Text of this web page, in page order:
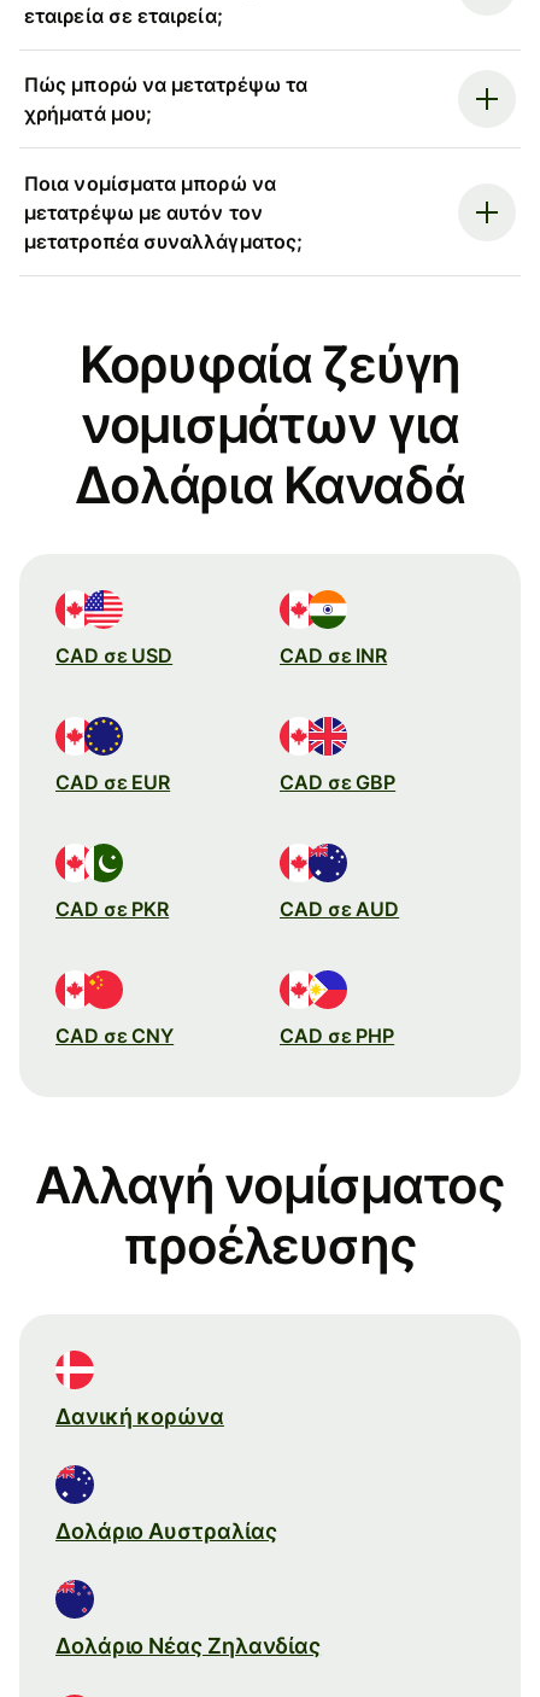
εταιρεία σε εταιρεία;
Πώς μπορώ να μετατρέψω τα
χρήματά μου;
Ποια νομίσματα μπορώ να
μετατρέψω με αυτόν τον
μετατροπέα συναλλάγματος;
Κορυφαία ζεύγη
νομισμάτων για
Δολάρια Καναδά
CAD σε USD CAD σε INR
CAD σε EUR CAD σε GBP
CAD σε PKR CAD σε AUD
CAD σε CNY CAD σε PHP
Αλλαγή νομίσματος
προέλευσης
Δανική κορώνα
Δολάριο Αυστραλίας
Δολάριο Νέας Ζηλανδίας